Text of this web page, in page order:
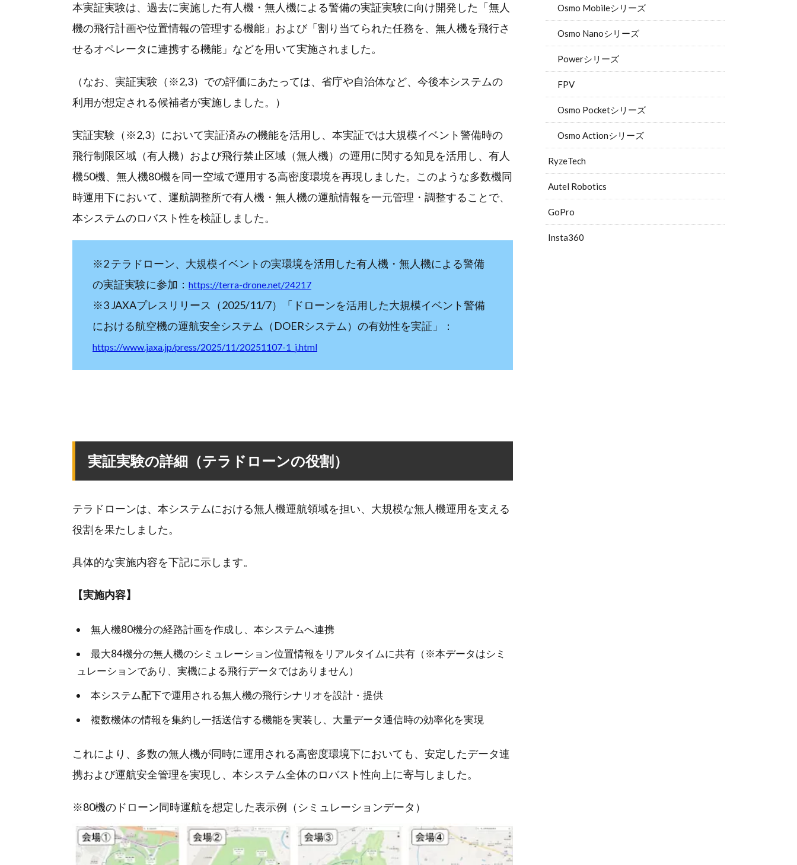
本実証実験は、過去に実施した有人機・無人機による警備の実証実験に向け開発した「無人
機の飛行計画や位置情報の管理する機能」および「割り当てられた任務を、無人機を飛行さ
せるオペレータに連携する機能」などを用いて実施されました。
（なお、実証実験（※2,3）での評価にあたっては、省庁や自治体など、今後本システムの
利用が想定される候補者が実施しました。）
実証実験（※2,3）において実証済みの機能を活用し、本実証では大規模イベント警備時の
飛行制限区域（有人機）および飛行禁止区域（無人機）の運用に関する知見を活用し、有人
機50機、無人機80機を同一空域で運用する高密度環境を再現しました。このような多数機同
時運用下において、運航調整所で有人機・無人機の運航情報を一元管理・調整することで、
本システムのロバスト性を検証しました。
※2 テラドローン、大規模イベントの実環境を活用した有人機・無人機による警備
の実証実験に参加： https://terra-drone.net/24217
※3 JAXAプレスリリース（2025/11/7）「ドローンを活用した大規模イベント警備
における航空機の運航安全システム（DOERシステム）の有効性を実証」：
https://www.jaxa.jp/press/2025/11/20251107-1_j.html
実証実験の詳細（テラドローンの役割）
テラドローンは、本システムにおける無人機運航領域を担い、大規模な無人機運用を支える
役割を果たしました。
具体的な実施内容を下記に示します。
【実施内容】
無人機80機分の経路計画を作成し、本システムへ連携
最大84機分の無人機のシミュレーション位置情報をリアルタイムに共有（※本データはシミ
ュレーションであり、実機による飛行データではありません）
本システム配下で運用される無人機の飛行シナリオを設計・提供
複数機体の情報を集約し一括送信する機能を実装し、大量データ通信時の効率化を実現
これにより、多数の無人機が同時に運用される高密度環境下においても、安定したデータ連
携および運航安全管理を実現し、本システム全体のロバスト性向上に寄与しました。
※80機のドローン同時運航を想定した表示例（シミュレーションデータ）
Osmo Mobileシリーズ
Osmo Nanoシリーズ
Powerシリーズ
FPV
Osmo Pocketシリーズ
Osmo Actionシリーズ
RyzeTech
Autel Robotics
GoPro
Insta360